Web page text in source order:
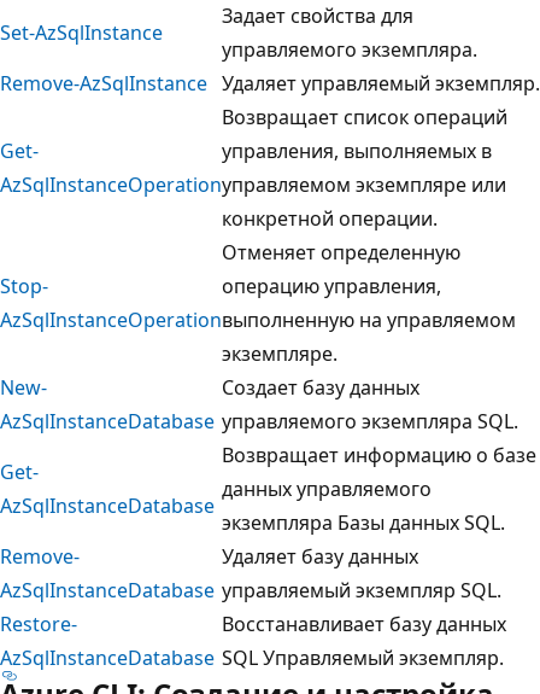
Set-AzSqlInstance
Задает свойства для
управляемого экземпляра.
Remove-AzSqlInstance Удаляет управляемый экземпляр.
Get-
AzSqlInstanceOperation
Возвращает список операций
управления, выполняемых в
управляемом экземпляре или
конкретной операции.
Stop-
AzSqlInstanceOperation
Отменяет определенную
операцию управления,
выполненную на управляемом
экземпляре.
New-
AzSqlInstanceDatabase
Создает базу данных
управляемого экземпляра SQL.
Get-
AzSqlInstanceDatabase
Возвращает информацию о базе
данных управляемого
экземпляра Базы данных SQL.
Remove-
AzSqlInstanceDatabase
Удаляет базу данных
управляемый экземпляр SQL.
Restore-
AzSqlInstanceDatabase
Восстанавливает базу данных
SQL Управляемый экземпляр.